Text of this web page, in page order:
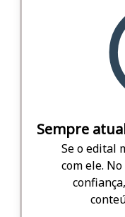
Sempre
Se o edital
com ele.